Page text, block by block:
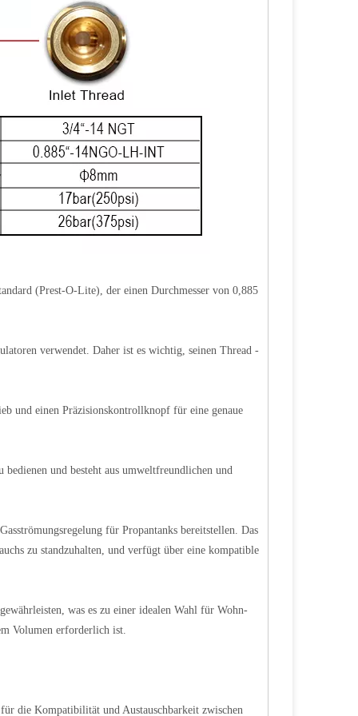
(Prest-O-Lite), der einen Durchmesser von 0,885
verwendet. Daher ist es wichtig, seinen Thread -
und einen Präzisionskontrollknopf für eine genaue
und besteht aus umweltfreundlichen und
für Propantanks bereitstellen. Das
zu standzuhalten, und verfügt über eine kompatible
was es zu einer idealen Wahl für Wohn-
Volumen erforderlich ist.
die Kompatibilität und Austauschbarkeit zwischen